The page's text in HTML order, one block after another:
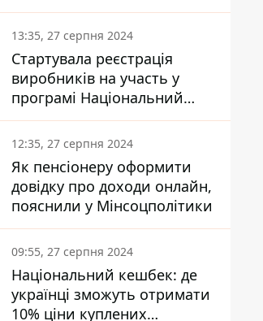
13:35, 27 серпня 2024
Стартувала реєстрація
виробників на участь у
програмі Національний
кешбек: як це зробити
через портал Дія
12:35, 27 серпня 2024
Як пенсіонеру оформити
довідку про доходи онлайн,
пояснили у Мінсоцполітики
09:55, 27 серпня 2024
Національний кешбек: де
українці зможуть отримати
10% ціни куплених